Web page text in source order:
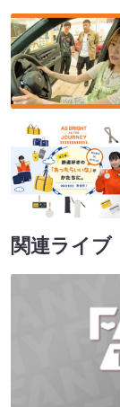
関連ライブ